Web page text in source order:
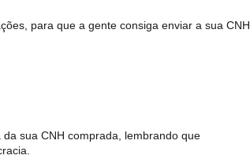
para que a gente consiga enviar a sua CNH
sua CNH comprada, lembrando que